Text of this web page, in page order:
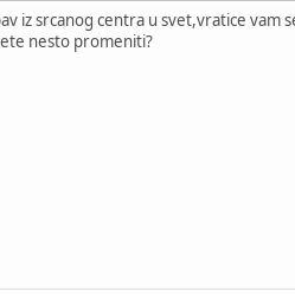
iz srcanog centra u svet,vratice vam
nesto promeniti?